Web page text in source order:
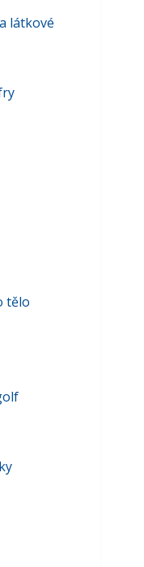
látkové
tělo